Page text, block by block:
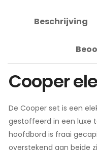
Beschrijving
Cooper
De Cooper set is een
gestoffeerd in een luxe
hoofdbord is fraai
overstekend aan beide